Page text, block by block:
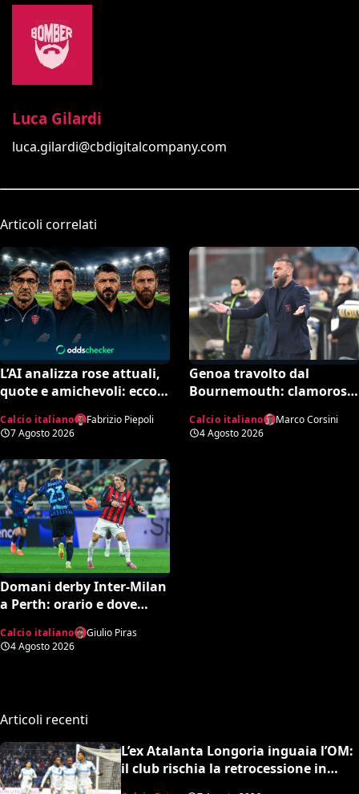
Luca Gilardi
luca.gilardi@cbdigitalcompany.com
Articoli correlati
L’AI analizza rose attuali,
quote e amichevoli: ecco
retrocedere. C’è anche
un’insospettabile
Calcio italiano
Fabrizio Piepoli
7 Agosto 2026
Genoa travolto dal
Bournemouth: clamoroso
record negativo storico
Calcio italiano
Marco Corsini
4 Agosto 2026
Domani derby Inter-Milan
a Perth: orario e dove
Calcio italiano
Giulio Piras
4 Agosto 2026
Articoli recenti
L’ex Atalanta Longoria inguaia l’OM:
il club rischia la retrocessione in
Ligue 2 e svende tutti i suoi pezzi